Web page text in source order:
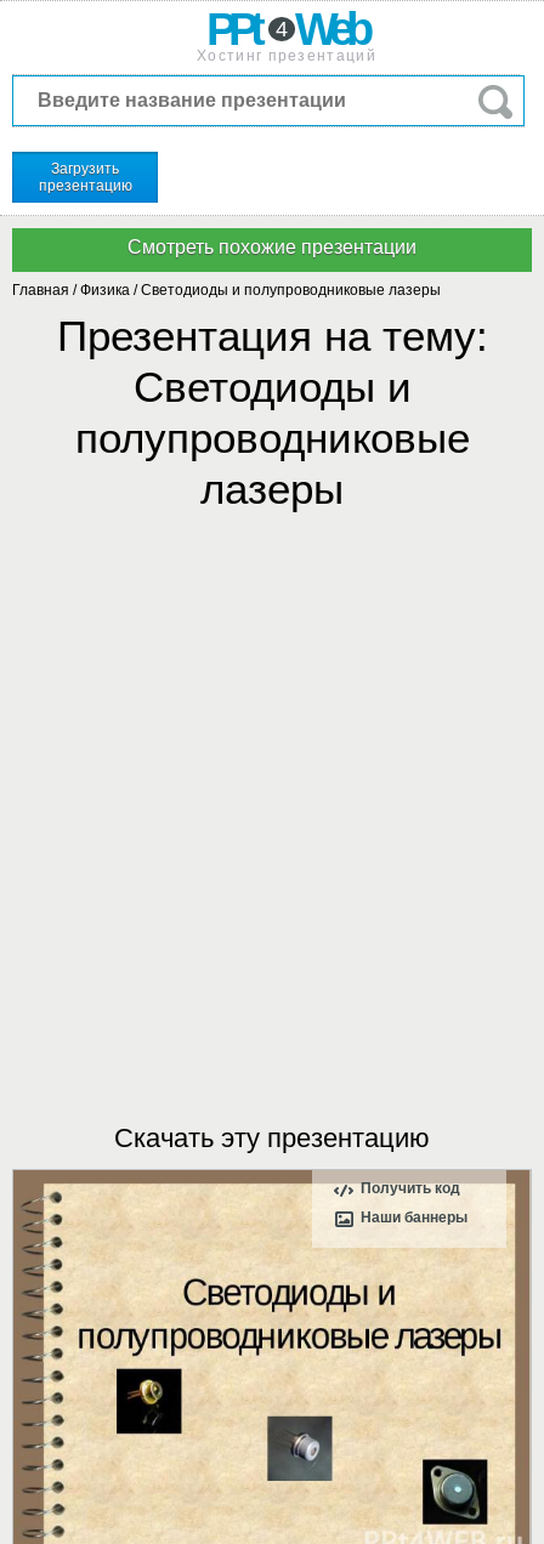
PPt 4 Web
Хостинг презентаций
Загрузить
презентацию
Главная /Физика /Светодиоды и полупроводниковые лазеры
Презентация на тему:
Светодиоды и
полупроводниковые
лазеры
Скачать эту презентацию
Получить код
Наши баннеры